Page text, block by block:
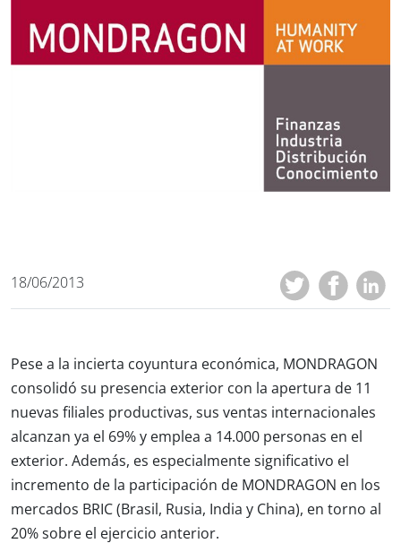
18/06/2013
Pese a la incierta coyuntura económica, MONDRAGON
consolidó su presencia exterior con la apertura de 11
nuevas filiales productivas, sus ventas internacionales
alcanzan ya el 69% y emplea a 14.000 personas en el
exterior. Además, es especialmente significativo el
incremento de la participación de MONDRAGON en los
mercados BRIC (Brasil, Rusia, India y China), en torno al
20% sobre el ejercicio anterior.